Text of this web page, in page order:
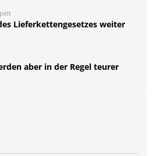
Lieferkettengesetzes weiter
aber in der Regel teurer